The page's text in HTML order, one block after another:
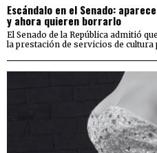
Escándalo en el Senado:
y ahora quieren borrarlo
El Senado de la República admitió
la prestación de servicios de cultura